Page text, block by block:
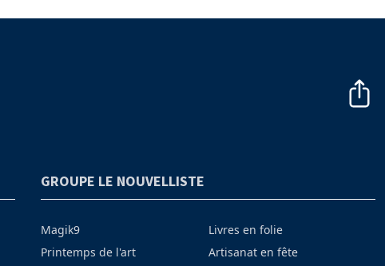
GROUPE LE NOUVELLISTE
Magik9
Printemps de l'art
Livres en folie
Artisanat en fête